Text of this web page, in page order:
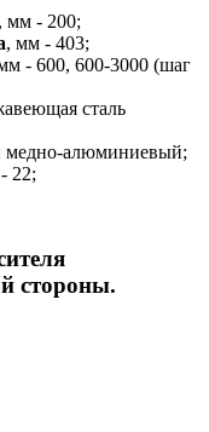
, мм - 200;
, мм - 403;
- 600, 600-3000 (шаг
сталь
медно-алюминиевый;
22;
стороны.